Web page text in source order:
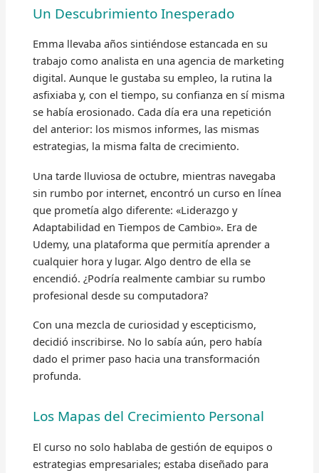
Un Descubrimiento Inesperado
Emma llevaba años sintiéndose estancada en su
trabajo como analista en una agencia de marketing
digital. Aunque le gustaba su empleo, la rutina la
asfixiaba y, con el tiempo, su confianza en sí misma
se había erosionado. Cada día era una repetición
del anterior: los mismos informes, las mismas
estrategias, la misma falta de crecimiento.
Una tarde lluviosa de octubre, mientras navegaba
sin rumbo por internet, encontró un curso en línea
que prometía algo diferente: «Liderazgo y
Adaptabilidad en Tiempos de Cambio». Era de
Udemy, una plataforma que permitía aprender a
cualquier hora y lugar. Algo dentro de ella se
encendió. ¿Podría realmente cambiar su rumbo
profesional desde su computadora?
Con una mezcla de curiosidad y escepticismo,
decidió inscribirse. No lo sabía aún, pero había
dado el primer paso hacia una transformación
profunda.
Los Mapas del Crecimiento Personal
El curso no solo hablaba de gestión de equipos o
estrategias empresariales; estaba diseñado para